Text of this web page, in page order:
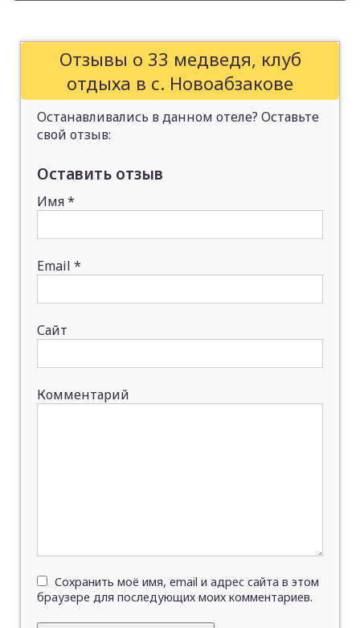
Отзывы о 33 медведя, клуб
отдыха в с. Новоабзакове
Останавливались в данном отеле? Оставьте
свой отзыв:
Оставить отзыв
Имя*
Email *
Сайт
Комментарий
Сохранить моё имя, email и адрес сайта в этом
браузере для последующих моих комментариев.